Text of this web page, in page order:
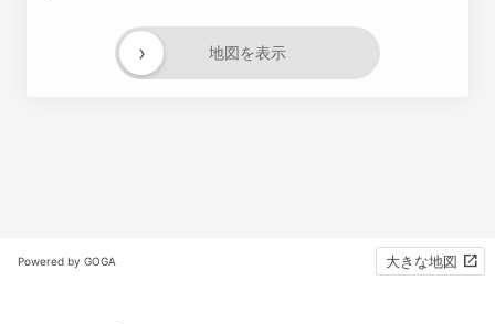
地図を表示
›
Powered by GOGA 大きな地図